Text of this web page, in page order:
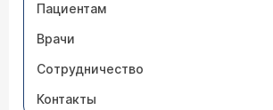
Пациентам
Врачи
Сотрудничество
Контакты